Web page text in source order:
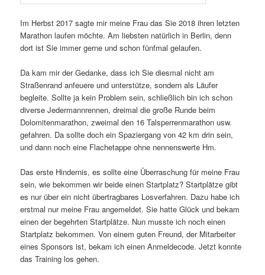
Im Herbst 2017 sagte mir meine Frau das Sie 2018 ihren letzten
Marathon laufen möchte. Am liebsten natürlich in Berlin, denn
dort ist Sie immer gerne und schon fünfmal gelaufen.
Da kam mir der Gedanke, dass ich Sie diesmal nicht am
Straßenrand anfeuere und unterstütze, sondern als Läufer
begleite. Sollte ja kein Problem sein, schließlich bin ich schon
diverse Jedermannrennen, dreimal die große Runde beim
Dolomitenmarathon, zweimal den 16 Talsperrenmarathon usw.
gefahren. Da sollte doch ein Spaziergang von 42 km drin sein,
und dann noch eine Flachetappe ohne nennenswerte Hm.
Das erste Hindernis, es sollte eine Überraschung für meine Frau
sein, wie bekommen wir beide einen Startplatz? Startplätze gibt
es nur über ein nicht übertragbares Losverfahren. Dazu habe ich
erstmal nur meine Frau angemeldet. Sie hatte Glück und bekam
einen der begehrten Startplätze. Nun musste ich noch einen
Startplatz bekommen. Von einem guten Freund, der Mitarbeiter
eines Sponsors ist, bekam ich einen Anmeldecode. Jetzt konnte
das Training los gehen.